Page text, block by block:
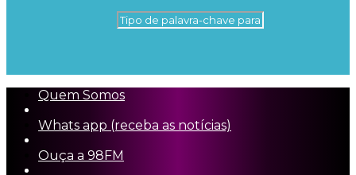
Quem Somos
Whats app (receba as notícias)
Ouça a 98FM